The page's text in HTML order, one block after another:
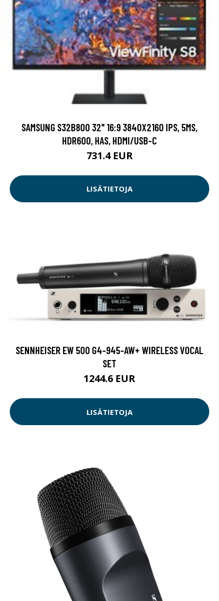
SAMSUNG S32B800 32" 16:9 3840X2160 IPS, 5MS,
HDR600, HAS, HDMI/USB-C
731.4 EUR
LISÄTIETOJA
SENNHEISER EW 500 G4-945-AW+ WIRELESS VOCAL
SET
1244.6 EUR
LISÄTIETOJA